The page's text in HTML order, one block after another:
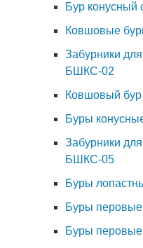
Бур конусный
Ковшовые
Забурники
БШКС-02
Ковшовый бур
Буры
Забурники
БШКС-05
Буры
Буры
Буры